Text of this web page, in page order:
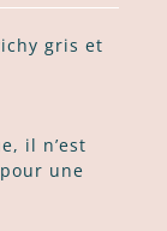
gris et
il n’est
une